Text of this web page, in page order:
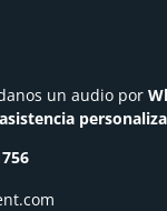
un audio por
asistencia